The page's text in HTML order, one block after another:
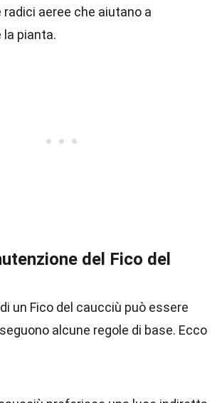
radici aeree che aiutano a
pianta.
del Fico del
un Fico del caucciù può essere
alcune regole di base. Ecco